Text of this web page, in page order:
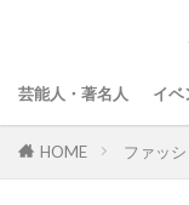
芸能人・著名人 イベ
HOME ファッ